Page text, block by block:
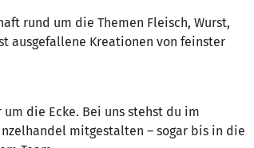
rund um die Themen Fleisch, Wurst,
ausgefallene Kreationen von feinster
die Ecke. Bei uns stehst du im
mitgestalten – sogar bis in die